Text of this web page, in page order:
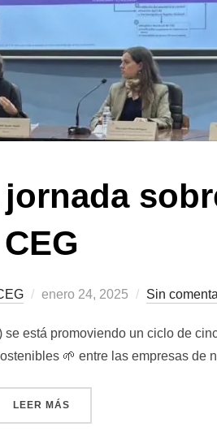
CEG
Publicado
enero 24, 2025 Sin
está promoviendo un ciclo de
🌱 entre las empresas de
LEER MÁS